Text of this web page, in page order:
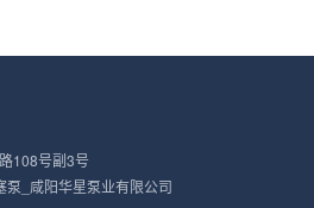
108号副3号
_咸阳华星泵业有限公司